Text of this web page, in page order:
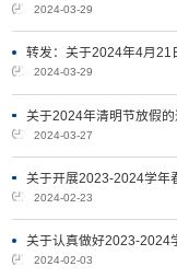
2024-03-29
转发：关于2024年4月21
2024-03-29
关于2024年清明节放假的
2024-03-27
关于开展2023-2024学年
2024-02-23
关于认真做好2023-2024
2024-02-03